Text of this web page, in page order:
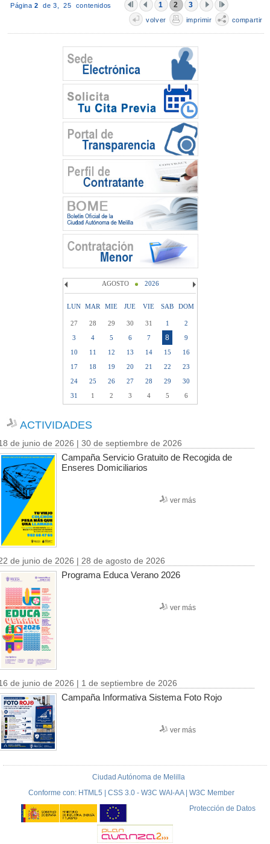
Página 2 de 3,25 contenidos 1 2 3
volver imprimir compartir
AGOSTO 2026
LUN MAR MIE JUE VIE SAB DOM
27 28 29 30 31 1
2
3
4 5 6 7 8
9
10
11 12 13 14 15
16
17
18 19 20 21 22
23
24
25 26 27 28 29
30
31
1 2 3 4 5 6
ACTIVIDADES
de junio de 2026 | 30 de septiembre de 2026
Campaña Servicio Gratuito de Recogida de
Enseres Domiciliarios
ver más
de junio de 2026 | 28 de agosto de 2026
Programa Educa Verano 2026
ver más
de junio de 2026 | 1 de septiembre de 2026
Campaña Informativa Sistema Foto Rojo
ver más
Ciudad Autónoma de Melilla
Conforme con: HTML5 | CSS 3.0 - W3C WAI-AA | W3C Member
Protección de Datos